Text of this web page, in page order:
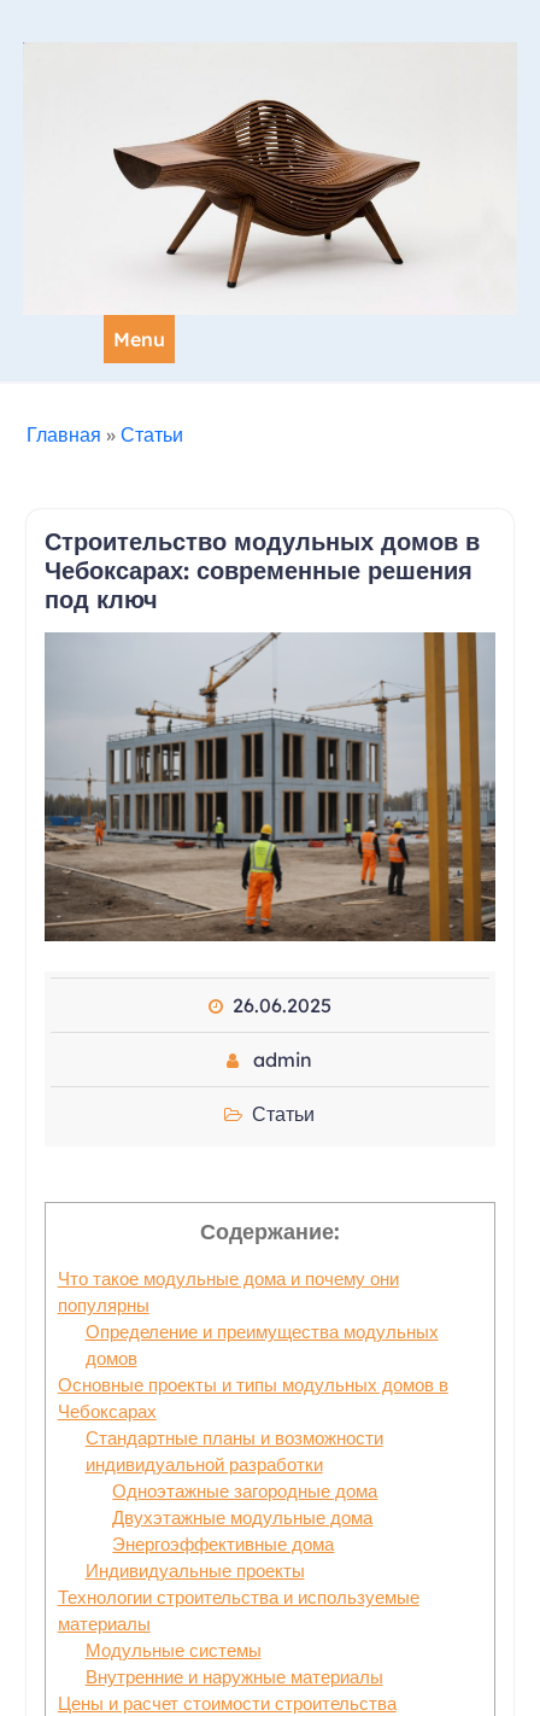
Menu
Главная » Статьи
Строительство модульных домов в
Чебоксарах: современные решения
под ключ
26.06.2025
admin
Статьи
Содержание:
Что такое модульные дома и почему они
популярны
Определение и преимущества модульных
домов
Основные проекты и типы модульных домов в
Чебоксарах
Стандартные планы и возможности
индивидуальной разработки
Одноэтажные загородные дома
Двухэтажные модульные дома
Энергоэффективные дома
Индивидуальные проекты
Технологии строительства и используемые
материалы
Модульные системы
Внутренние и наружные материалы
Цены и расчет стоимости строительства